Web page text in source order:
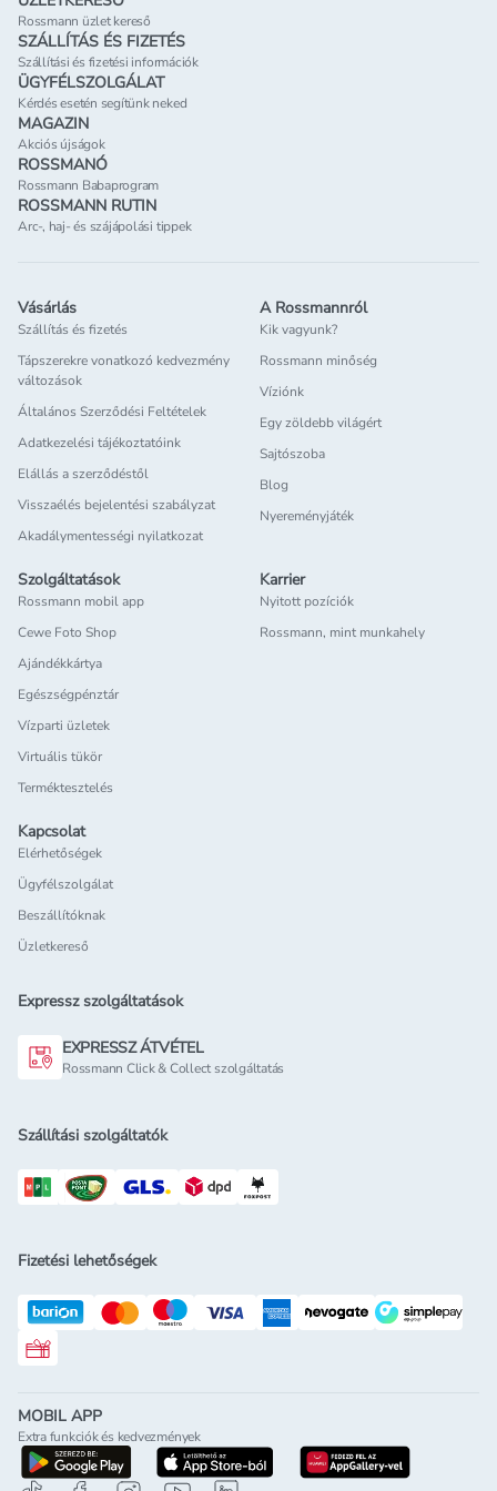
Rossmann üzlet kereső
SZÁLLÍTÁS ÉS FIZETÉS
Szállítási és fizetési információk
ÜGYFÉLSZOLGÁLAT
Kérdés esetén segítünk neked
MAGAZIN
Akciós újságok
ROSSMANÓ
Rossmann Babaprogram
ROSSMANN RUTIN
Arc-, haj- és szájápolási tippek
Vásárlás
Szállítás és fizetés
Tápszerekre vonatkozó kedvezmény
változások
Általános Szerződési Feltételek
Adatkezelési tájékoztatóink
Elállás a szerződéstől
Visszaélés bejelentési szabályzat
Akadálymentességi nyilatkozat
A Rossmannról
Kik vagyunk?
Rossmann minőség
Víziónk
Egy zöldebb világért
Sajtószoba
Blog
Nyereményjáték
Szolgáltatások
Rossmann mobil app
Cewe Foto Shop
Ajándékkártya
Egészségpénztár
Vízparti üzletek
Virtuális tükör
Terméktesztelés
Karrier
Nyitott pozíciók
Rossmann, mint munkahely
Kapcsolat
Elérhetőségek
Ügyfélszolgálat
Beszállítóknak
Üzletkereső
Expressz szolgáltatások
EXPRESSZ ÁTVÉTEL
Rossmann Click & Collect szolgáltatás
Szállítási szolgáltatók
Fizetési lehetőségek
Rossmann ajándékkártya
MOBIL APP
Extra funkciók és kedvezmények
letöltés a google-play-rölletöltés az app-store-ból
letöltés